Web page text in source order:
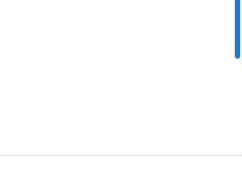
область